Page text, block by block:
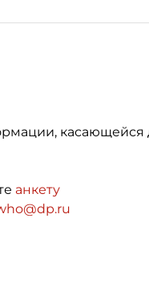
касающейся
анкету